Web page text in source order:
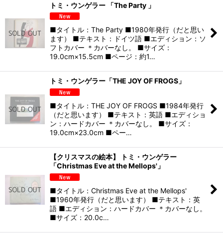
トミ・ウンゲラー 「The Party 」
■タイトル：The Party ■1980年発行（だと思い
ます） ■テキスト：ドイツ語 ■エディション：ソ
フトカバー ＊カバーなし。 ■サイズ：
19.0cm×15.5cm ■ページ：約1…
トミ・ウンゲラー「THE JOY OF FROGS」
■タイトル：THE JOY OF FROGS ■1984年発行
（だと思います） ■テキスト：英語 ■エディショ
ン：ハードカバー ＊カバーなし。 ■サイズ：
19.0cm×23.0cm ■ペー…
【クリスマスの絵本】 トミ・ウンゲラー
「Christmas Eve at the Mellops'」
■タイトル：Christmas Eve at the Mellops'
■1960年発行（だと思います） ■テキスト：英
語 ■エディション：ハードカバー ＊カバーなし。
■サイズ：20.0c…